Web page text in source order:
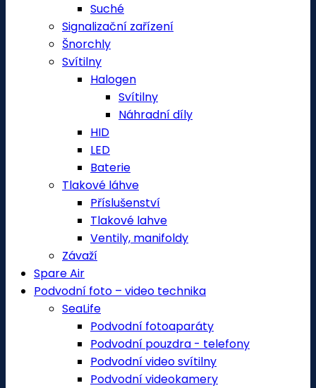
Suché
Signalizační zařízení
Šnorchly
Svítilny
Halogen
Svítilny
Náhradní díly
HID
LED
Baterie
Tlakové láhve
Příslušenství
Tlakové lahve
Ventily, manifoldy
Závaží
Spare Air
Podvodní foto – video technika
SeaLife
Podvodní fotoaparáty
Podvodní pouzdra - telefony
Podvodní video svítilny
Podvodní videokamery